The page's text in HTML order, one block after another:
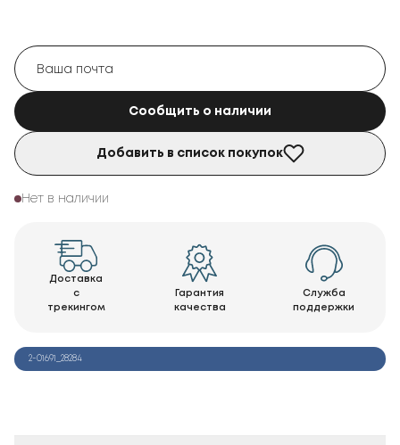
Сообщить о наличии
Добавить в список покупок
Нет в наличии
Доставка
с
трекингом
Гарантия
качества
Служба
поддержки
2-01691_28284